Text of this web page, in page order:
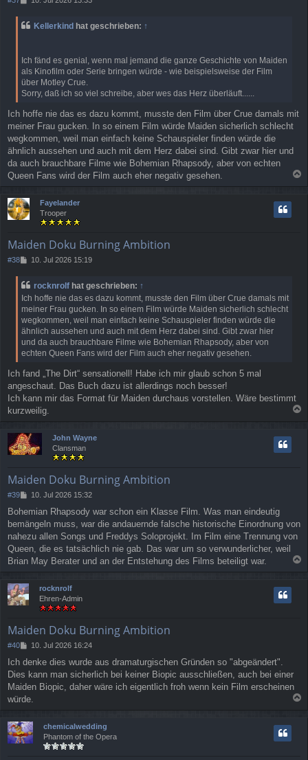
i
t
g
Kellerkind hat geschrieben: ↑
Ich fänd es genial, wenn mal jemand die ganze Geschichte von Maiden
als Kinofilm oder Serie bringen würde - wie beispielsweise der Film
über Motley Crue.
Sorry, daß ich so viel schreibe, aber wes das Herz überläuft......
Ich hoffe nie das es dazu kommt, musste den Film über Crue damals mit
meiner Frau gucken. In so einem Film würde Maiden sicherlich schlecht
wegkommen, weil man einfach keine Schauspieler finden würde die
ähnlich aussehen und auch mit dem Herz dabei sind. Gibt zwar hier und
da auch brauchbare Filme wie Bohemian Rhapsody, aber von echten
Queen Fans wird der Film auch eher negativ gesehen.
a
Fayelander
Trooper
Maiden Doku Burning Ambition
#38
B
i
t
r
a
g
10. Jul 2026 15:19
rocknrolf hat geschrieben: ↑
Ich hoffe nie das es dazu kommt, musste den Film über Crue damals mit
meiner Frau gucken. In so einem Film würde Maiden sicherlich schlecht
wegkommen, weil man einfach keine Schauspieler finden würde die
ähnlich aussehen und auch mit dem Herz dabei sind. Gibt zwar hier
und da auch brauchbare Filme wie Bohemian Rhapsody, aber von
echten Queen Fans wird der Film auch eher negativ gesehen.
Ich fand „The Dirt“ sensationell! Habe ich mir glaub schon 5 mal
angeschaut. Das Buch dazu ist allerdings noch besser!
Ich kann mir das Format für Maiden durchaus vorstellen. Wäre bestimmt
kurzweilig.
John Wayne
Clansman
Maiden Doku Burning Ambition
#39
B
i
t
r
a
g
10. Jul 2026 15:32
Bohemian Rhapsody war schon ein Klasse Film. Was man eindeutig
bemängeln muss, war die andauernde falsche historische Einordnung von
nahezu allen Songs und Freddys Soloprojekt. Im Film eine Trennung von
Queen, die es tatsächlich nie gab. Das war um so verwunderlicher, weil
Brian May Berater und an der Entstehung des Films beteiligt war.
a
rocknrolf
Ehren-Admin
Maiden Doku Burning Ambition
#40
B
i
t
r
a
10. Jul 2026 16:24
Ich denke dies wurde aus dramaturgischen Gründen so "abgeändert".
Dies kann man sicherlich bei keiner Biopic ausschließen, auch bei einer
Maiden Biopic, daher wäre ich eigentlich froh wenn kein Film erscheinen
würde.
chemicalwedding
Phantom of the Opera